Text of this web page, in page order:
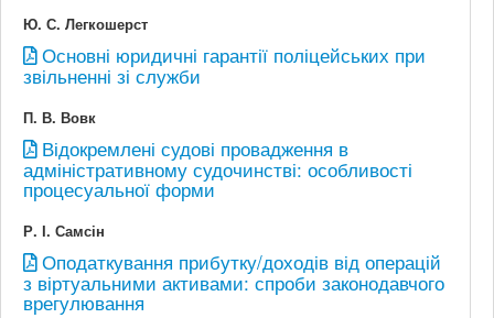
Ю. С. Легкошерст
Основні юридичні гарантії поліцейських при
звільненні зі служби
П. В. Вовк
Відокремлені судові провадження в
адміністративному судочинстві: особливості
процесуальної форми
Р. І. Самсін
Оподаткування прибутку/доходів від операцій
з віртуальними активами: спроби законодавчого
врегулювання